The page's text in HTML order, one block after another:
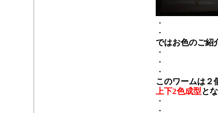
・
・
ではお色のご
・
・
・
このワームは２
上下2色成型 と
・
・